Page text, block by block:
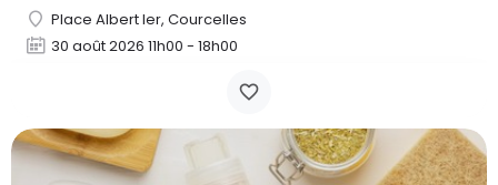
Place Albert Ier, Courcelles
30 août 2026 11h00 - 18h00